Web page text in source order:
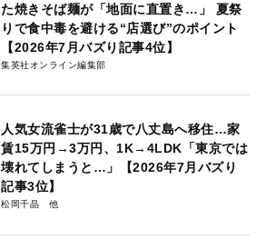
た焼きそば麺が「地面に直置き…」 夏祭
りで食中毒を避ける“店選び”のポイント
【2026年7月バズり記事4位】
集英社オンライン編集部
人気女流雀士が31歳で八丈島へ移住…家
賃15万円→3万円、1K→4LDK「東京では
壊れてしまうと…」【2026年7月バズり
記事3位】
松岡千晶